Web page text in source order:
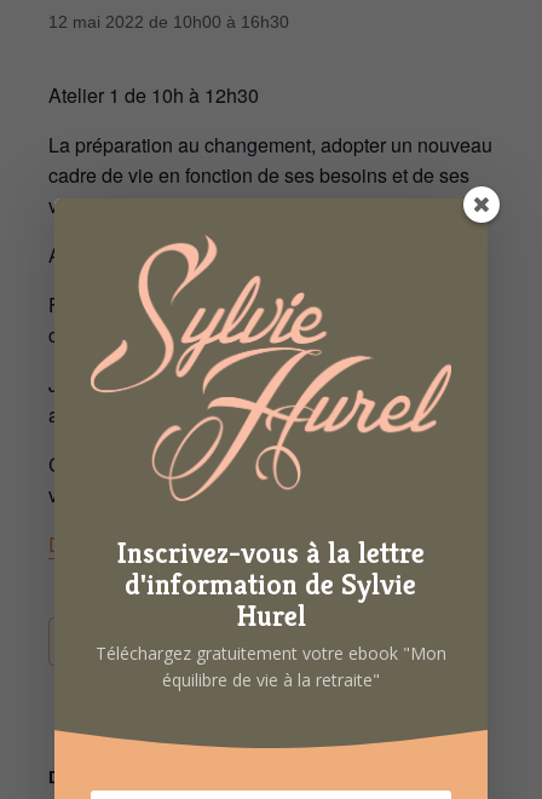
12 mai 2022 de 10h00 à 16h30
Atelier 1 de 10h à 12h30
La préparation au changement, adopter un nouveau
cadre de vie en fonction de ses besoins et de ses
valeurs
Atelier 2 de 14h à 16h30
Favoriser le lien social et la communication (vie de
couple, vie familiale, vie sociale)
Jeunes retraités de moins de deux ans – Inscription
auprès de l’OPAR
Cette action vous est proposée par « Pour bien
vieillir Bretagne ».
Depliant BAR 2022 cycle 1
AJOUTER AU CALENDRIER
DÉTAILS
Inscrivez-vous à la lettre
d'information de Sylvie
Hurel
Téléchargez gratuitement votre ebook "Mon
équilibre de vie à la retraite"